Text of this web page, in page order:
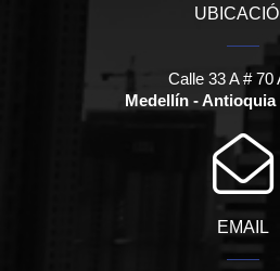
Calle 33 A # 70
Medellín - Antioquia
EMAIL